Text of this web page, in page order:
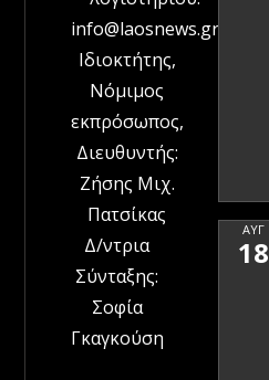
info@laosnews.gr
Ιδιοκτήτης,
Νόμιμος
εκπρόσωπος,
Διευθυντής:
Ζήσης Μιχ.
Πατσίκας
Δ/ντρια
Σύνταξης:
Σοφία
Γκαγκούση
ΑΥΓ
18